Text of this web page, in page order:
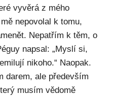
vyvěrá z mého
nepovolal k tomu,
Nepatřím k těm, o
napsal: „Myslí si,
nikoho.“ Naopak.
darem, ale především
musím vědomě